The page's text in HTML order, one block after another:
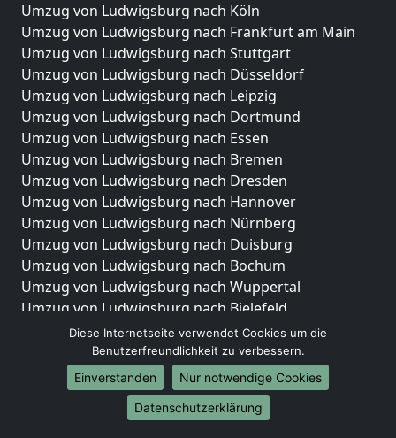
Umzug von Ludwigsburg nach Köln
Umzug von Ludwigsburg nach Frankfurt am Main
Umzug von Ludwigsburg nach Stuttgart
Umzug von Ludwigsburg nach Düsseldorf
Umzug von Ludwigsburg nach Leipzig
Umzug von Ludwigsburg nach Dortmund
Umzug von Ludwigsburg nach Essen
Umzug von Ludwigsburg nach Bremen
Umzug von Ludwigsburg nach Dresden
Umzug von Ludwigsburg nach Hannover
Umzug von Ludwigsburg nach Nürnberg
Umzug von Ludwigsburg nach Duisburg
Umzug von Ludwigsburg nach Bochum
Umzug von Ludwigsburg nach Wuppertal
Umzug von Ludwigsburg nach Bielefeld
Umzug von Ludwigsburg nach Bonn
Umzug von Ludwigsburg nach Münster
Internationale-Umzüge
Umzug von Ludwigsburg nach Brasilien
Diese Internetseite verwendet Cookies um die
Benutzerfreundlichkeit zu verbessern.
Einverstanden
Nur notwendige Cookies
Datenschutzerklärung